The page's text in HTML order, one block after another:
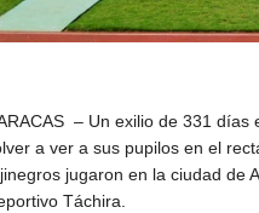
– Un exilio de 331 días
a ver a sus pupilos en el
jugaron en la ciudad de
Táchira.